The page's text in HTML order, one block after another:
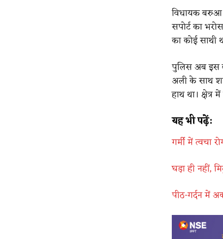
विधायक
सपोर्ट का
का कोई साथी
पुलिस अब इस
अली के साथ
हाथ था।
यह भी पढ़ें:
गर्मी में त्वचा
घड़ा ही नहीं,
पीठ-गर्दन में